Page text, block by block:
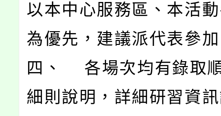
以本中心服務區、本活
為優先，建議派代表參
四、 各場次均有錄取
細則說明，詳細研習資